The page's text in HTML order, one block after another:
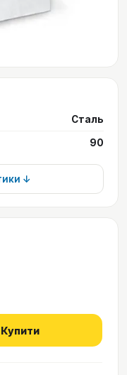
Сталь
90
↓
Купити